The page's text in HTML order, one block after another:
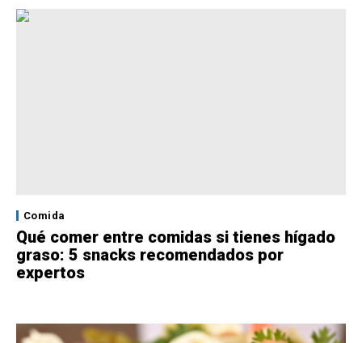
Comida
Qué comer entre comidas si tienes hígado
graso: 5 snacks recomendados por
expertos